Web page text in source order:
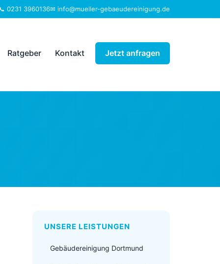
0231 3960136✉ info@mueller-gebaeudereinigung.de
Ratgeber Kontakt Jetzt anfragen
UNSERE LEISTUNGEN
Gebäudereinigung Dortmund